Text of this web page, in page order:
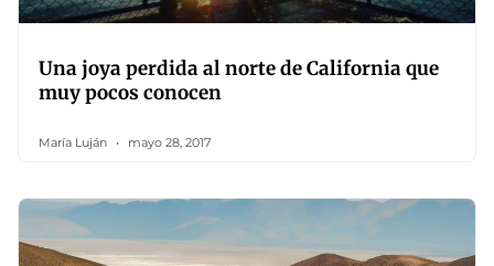
Una joya perdida al norte de California que
muy pocos conocen
María Luján mayo 28, 2017